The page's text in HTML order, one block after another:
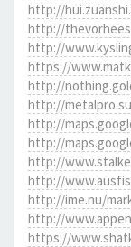
http://
http://
http://
https://
http://
http://
http://
http://
http://
http://
http://ime.nu/
http://
https://